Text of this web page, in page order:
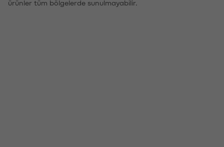
ürünler tüm bölgelerde sunulmayabilir.